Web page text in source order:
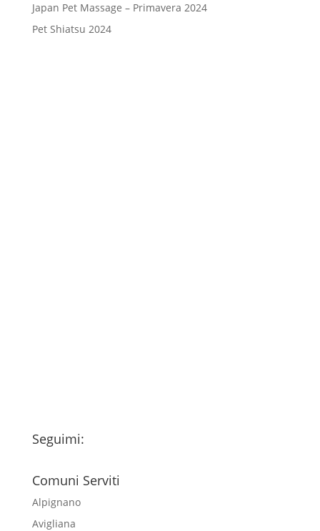
Japan Pet Massage – Primavera 2024
Pet Shiatsu 2024
Seguimi:
Comuni Serviti
Alpignano
Avigliana